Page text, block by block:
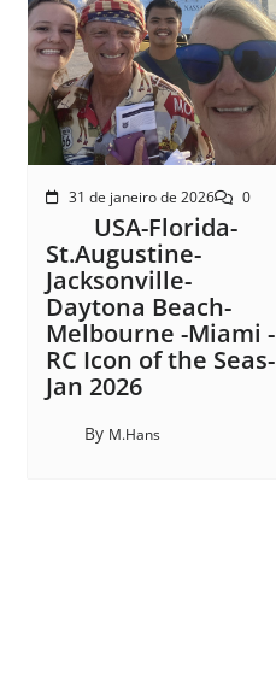
31 de janeiro de 2026 0
USA-Florida-
St.Augustine-
Jacksonville-
Daytona Beach-
Melbourne -Miami -
RC Icon of the Seas-
Jan 2026
By M.Hans